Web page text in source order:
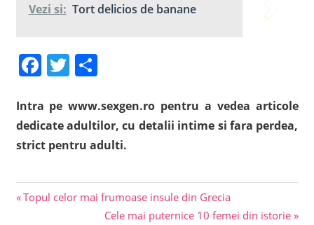
Vezi si: Tort delicios de banane
Facebook
Twitter
Share
Intra pe www.sexgen.ro pentru a vedea articole
dedicate adultilor, cu detalii intime si fara perdea,
strict pentru adulti.
Navigare
Previous
Topul celor mai frumoase insule din Grecia
Next
Cele mai puternice 10 femei din istorie